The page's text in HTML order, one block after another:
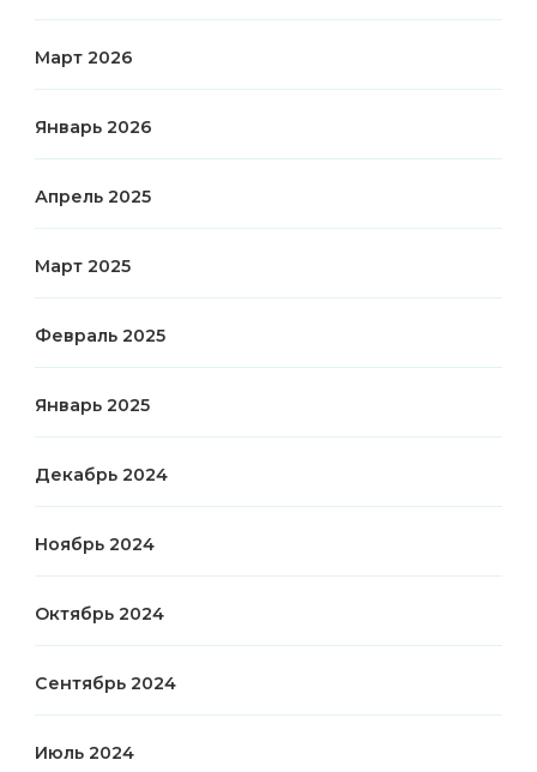
Март 2026
Январь 2026
Апрель 2025
Март 2025
Февраль 2025
Январь 2025
Декабрь 2024
Ноябрь 2024
Октябрь 2024
Сентябрь 2024
Июль 2024